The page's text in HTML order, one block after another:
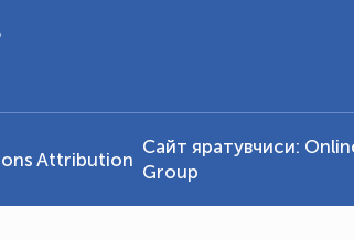
Attribution
Сайт яратувчиси:
Group